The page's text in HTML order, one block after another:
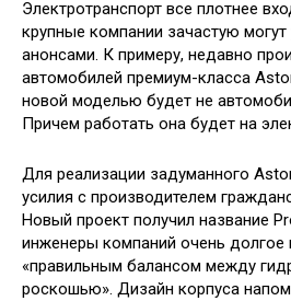
Электротранспорт все плотнее
крупные компании зачастую
анонсами. К примеру, недавно
автомобилей премиум-класса
новой моделью будет не
Причем работать она будет на
Для реализации задуманного
усилия с производителем
Новый проект получил название
инженеры компаний очень долгое
«правильным балансом между
роскошью». Дизайн корпуса